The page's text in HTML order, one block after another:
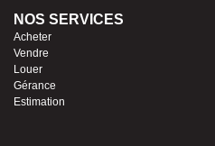
NOS SERVICES
Acheter
Vendre
Louer
Gérance
Estimation